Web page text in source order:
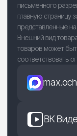
письменного
главную страницу
представленные
Внешний вид
товаров может
соответствовать
ВК